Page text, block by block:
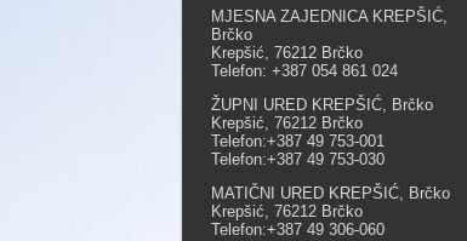
MJESNA ZAJEDNICA KREPŠIĆ,
Brčko
Krepšić, 76212 Brčko
Telefon: +387 054 861 024
ŽUPNI URED KREPŠIĆ, Brčko
Krepšić, 76212 Brčko
Telefon:+387 49 753-001
Telefon:+387 49 753-030
MATIČNI URED KREPŠIĆ, Brčko
Krepšić, 76212 Brčko
Telefon:+387 49 306-060